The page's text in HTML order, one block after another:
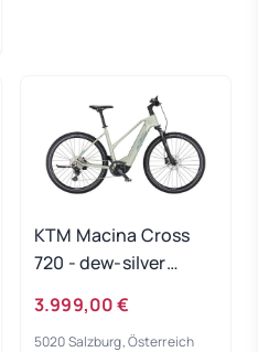
KTM Macina Cross
720 - dew-silver
3.999,00 €
5020 Salzburg, Österreich